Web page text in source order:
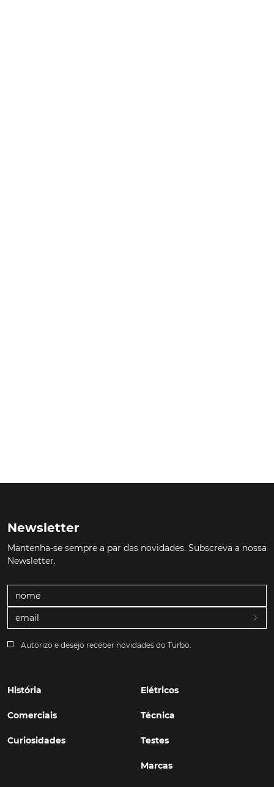
Newsletter
Mantenha-se sempre a par das novidades. Subscreva a nossa
Newsletter.
Autorizo e desejo receber novidades do Turbo.
História
Comerciais
Curiosidades
Elétricos
Técnica
Testes
Marcas